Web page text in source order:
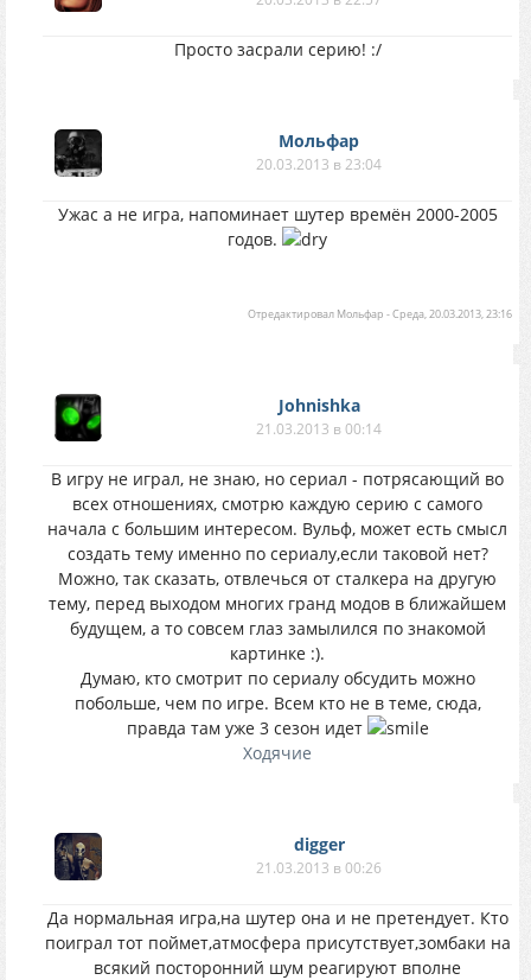
Просто засрали серию! :/
Мольфар
20.03.2013 в 23:04
Ужас а не игра, напоминает шутер времён 2000-2005
годов.
Отредактировал Мольфар -Среда, 20.03.2013, 23:16
Johnishka
21.03.2013 в 00:14
В игру не играл, не знаю, но сериал - потрясающий во
всех отношениях, смотрю каждую серию с самого
начала с большим интересом. Вульф, может есть смысл
создать тему именно по сериалу,если таковой нет?
Можно, так сказать, отвлечься от сталкера на другую
тему, перед выходом многих гранд модов в ближайшем
будущем, а то совсем глаз замылился по знакомой
картинке :).
Думаю, кто смотрит по сериалу обсудить можно
побольше, чем по игре. Всем кто не в теме, сюда,
правда там уже 3 сезон идет
Ходячие
digger
21.03.2013 в 00:26
Да нормальная игра,на шутер она и не претендует. Кто
поиграл тот поймет,атмосфера присутствует,зомбаки на
всякий посторонний шум реагируют вполне